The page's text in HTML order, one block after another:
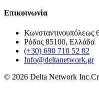
Επικοινωνία
Κωνσταντινουπόλεως
Ρόδος 85100, Ελλάδα
(+30) 690 710 52 82
Info@deltanetwork.gr
© 2026 Delta Network Inc.